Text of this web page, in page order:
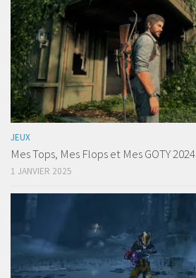
JEUX
Mes Tops, Mes Flops et Mes GOTY 2024
1 JANVIER 2025